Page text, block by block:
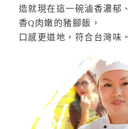
造就現在這一碗滷香濃郁、
香Q肉嫩的豬腳飯，
口感更道地，符合台灣味。